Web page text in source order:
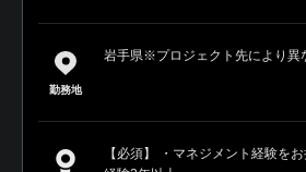
勤務地
岩手県※プロジェクト先により異
【必須】 ・マネジメント経験を